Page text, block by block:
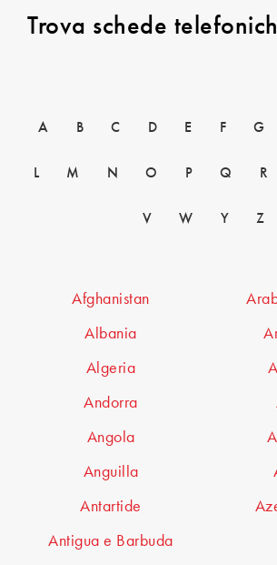
Trova schede
A B C D E F G
L M N O P Q R
V W Y Z
Afghanistan
Albania
Algeria
Andorra
Angola
Anguilla
Antartide
Antigua e Barbuda